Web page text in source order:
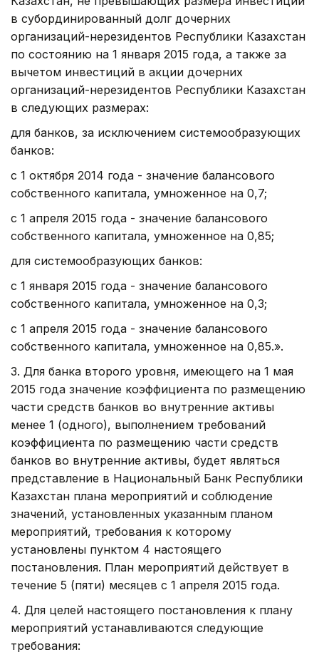
в субординированный долг дочерних
организаций-нерезидентов Республики Казахстан
по состоянию на 1 января 2015 года, а также за
вычетом инвестиций в акции дочерних
организаций-нерезидентов Республики Казахстан
в следующих размерах:
для банков, за исключением системообразующих
банков:
с 1 октября 2014 года - значение балансового
собственного капитала, умноженное на 0,7;
с 1 апреля 2015 года - значение балансового
собственного капитала, умноженное на 0,85;
для системообразующих банков:
с 1 января 2015 года - значение балансового
собственного капитала, умноженное на 0,3;
с 1 апреля 2015 года - значение балансового
собственного капитала, умноженное на 0,85.».
3. Для банка второго уровня, имеющего на 1 мая
2015 года значение коэффициента по размещению
части средств банков во внутренние активы
менее 1 (одного), выполнением требований
коэффициента по размещению части средств
банков во внутренние активы, будет являться
представление в Национальный Банк Республики
Казахстан плана мероприятий и соблюдение
значений, установленных указанным планом
мероприятий, требования к которому
установлены пунктом 4 настоящего
постановления. План мероприятий действует в
течение 5 (пяти) месяцев с 1 апреля 2015 года.
4. Для целей настоящего постановления к плану
мероприятий устанавливаются следующие
требования: